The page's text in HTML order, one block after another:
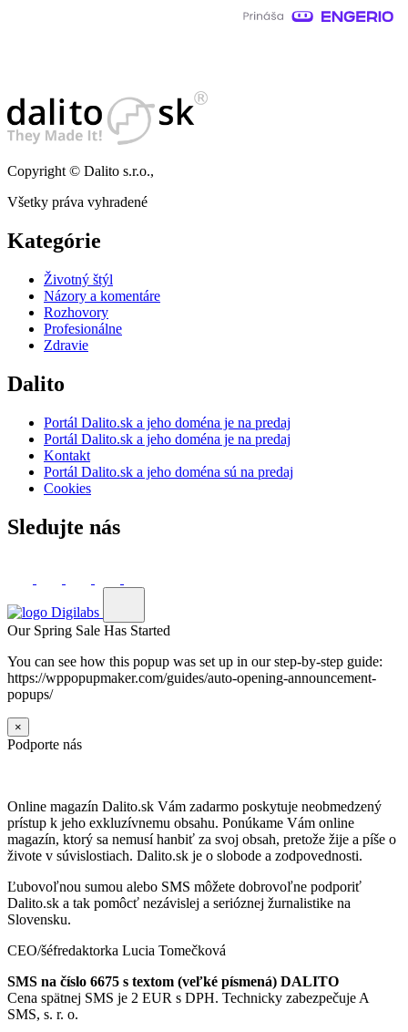
Copyright © Dalito s.r.o.,
Všetky práva vyhradené
Kategórie
Životný štýl
Názory a komentáre
Rozhovory
Profesionálne
Zdravie
Dalito
Portál Dalito.sk a jeho doména je na predaj
Portál Dalito.sk a jeho doména je na predaj
Kontakt
Portál Dalito.sk a jeho doména sú na predaj
Cookies
Sledujte nás
Our Spring Sale Has Started
You can see how this popup was set up in our step-by-step guide:
https://wppopupmaker.com/guides/auto-opening-announcement-
popups/
×
Podporte nás
Online magazín Dalito.sk Vám zadarmo poskytuje neobmedzený
prístup k jeho exkluzívnemu obsahu. Ponúkame Vám online
magazín, ktorý sa nemusí hanbiť za svoj obsah, pretože žije a píše o
živote v súvislostiach. Dalito.sk je o slobode a zodpovednosti.
Ľubovoľnou sumou alebo SMS môžete dobrovoľne podporiť
Dalito.sk a tak pomôcť nezávislej a serióznej žurnalistike na
Slovensku.
CEO/šéfredaktorka Lucia Tomečková
SMS na číslo 6675 s textom (veľké písmená) DALITO
Cena spätnej SMS je 2 EUR s DPH. Technicky zabezpečuje A
SMS, s. r. o.